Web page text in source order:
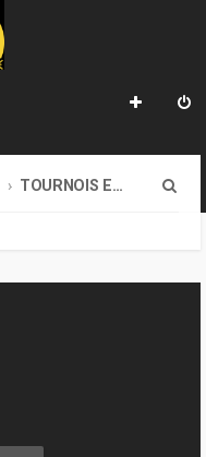
TOURNOIS ET EVENEMENTS
h